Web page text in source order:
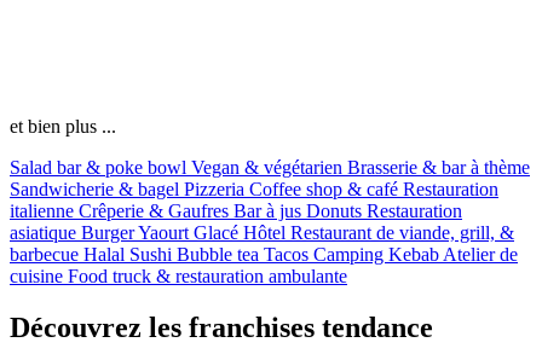
et bien plus ...
Salad bar & poke bowl Vegan & végétarien Brasserie & bar à thème
Sandwicherie & bagel Pizzeria Coffee shop & café Restauration
italienne Crêperie & Gaufres Bar à jus Donuts Restauration
asiatique BurgerYaourt Glacé Hôtel Restaurant de viande, grill, &
barbecue Halal Sushi Bubble tea Tacos Camping Kebab Atelier de
cuisine Food truck & restauration ambulante
Découvrez les franchises tendance